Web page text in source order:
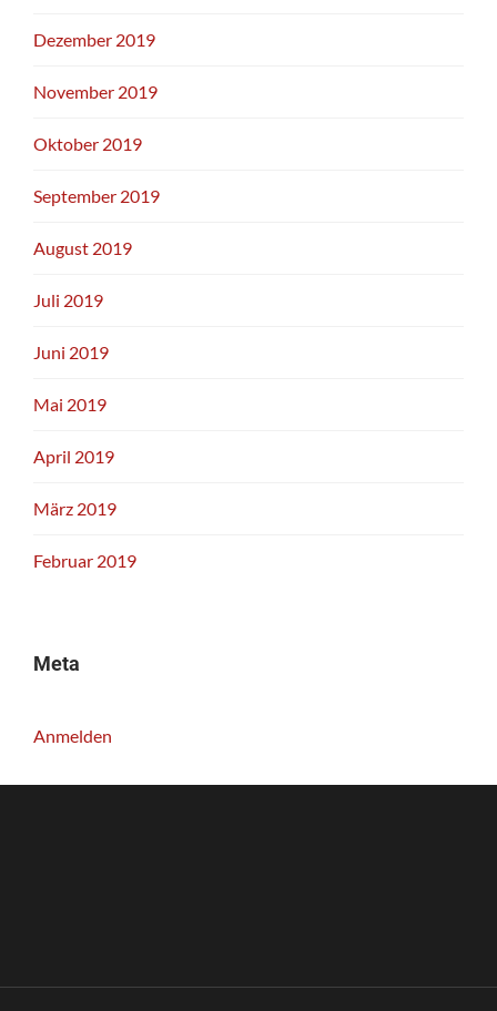
Dezember 2019
November 2019
Oktober 2019
September 2019
August 2019
Juli 2019
Juni 2019
Mai 2019
April 2019
März 2019
Februar 2019
Meta
Anmelden